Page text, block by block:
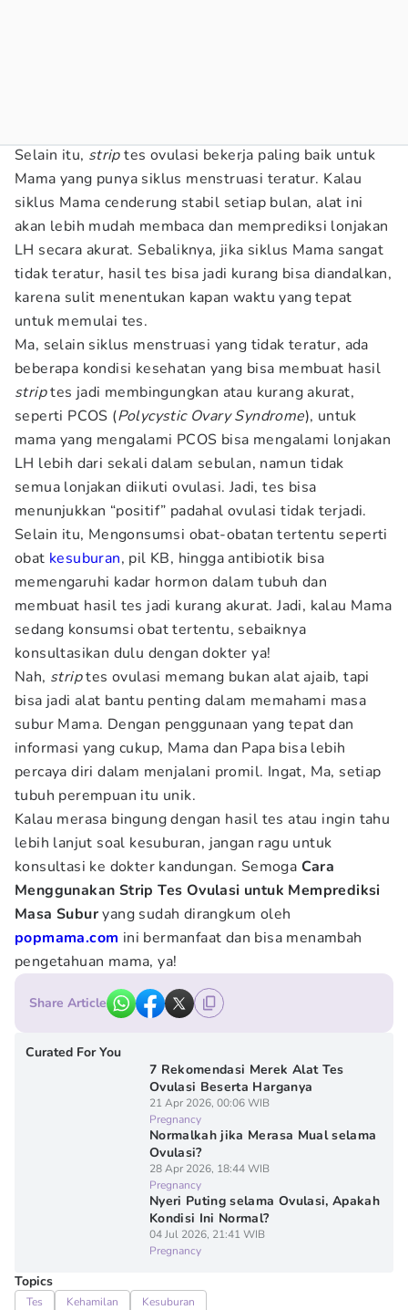
Selain itu, striptes ovulasi bekerja paling baik untuk
Mama yang punya siklus menstruasi teratur. Kalau
siklus Mama cenderung stabil setiap bulan, alat ini
akan lebih mudah membaca dan memprediksi lonjakan
LH secara akurat. Sebaliknya, jika siklus Mama sangat
tidak teratur, hasil tes bisa jadi kurang bisa diandalkan,
karena sulit menentukan kapan waktu yang tepat
untuk memulai tes.
Ma, selain siklus menstruasi yang tidak teratur, ada
beberapa kondisi kesehatan yang bisa membuat hasil
striptes jadi membingungkan atau kurang akurat,
seperti PCOS (Polycystic Ovary Syndrome), untuk
mama yang mengalami PCOS bisa mengalami lonjakan
LH lebih dari sekali dalam sebulan, namun tidak
semua lonjakan diikuti ovulasi. Jadi, tes bisa
menunjukkan “positif” padahal ovulasi tidak terjadi.
Selain itu, Mengonsumsi obat-obatan tertentu seperti
obat kesuburan, pil KB, hingga antibiotik bisa
memengaruhi kadar hormon dalam tubuh dan
membuat hasil tes jadi kurang akurat. Jadi, kalau Mama
sedang konsumsi obat tertentu, sebaiknya
konsultasikan dulu dengan dokter ya!
Nah, striptes ovulasi memang bukan alat ajaib, tapi
bisa jadi alat bantu penting dalam memahami masa
subur Mama. Dengan penggunaan yang tepat dan
informasi yang cukup, Mama dan Papa bisa lebih
percaya diri dalam menjalani promil. Ingat, Ma, setiap
tubuh perempuan itu unik.
Kalau merasa bingung dengan hasil tes atau ingin tahu
lebih lanjut soal kesuburan, jangan ragu untuk
konsultasi ke dokter kandungan. Semoga Cara
Menggunakan Strip Tes Ovulasi untuk Memprediksi
Masa Suburyang sudah dirangkum oleh
popmama.com ini bermanfaat dan bisa menambah
pengetahuan mama, ya!
Share Article
Curated For You
7 Rekomendasi Merek Alat Tes
Ovulasi Beserta Harganya
21 Apr 2026, 00:06 WIB
Pregnancy
Normalkah jika Merasa Mual selama
Ovulasi?
28 Apr 2026, 18:44 WIB
Pregnancy
Nyeri Puting selama Ovulasi, Apakah
Kondisi Ini Normal?
04 Jul 2026, 21:41 WIB
Pregnancy
Topics
Tes Kehamilan Kesuburan